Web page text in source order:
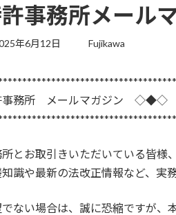
事務所メー
年6月12日 Fujikawa
務所 メールマガジン ◇◆◇
とお取引きいただいている皆様
識や最新の法改正情報など、実
ない場合は、誠に恐縮ですが、